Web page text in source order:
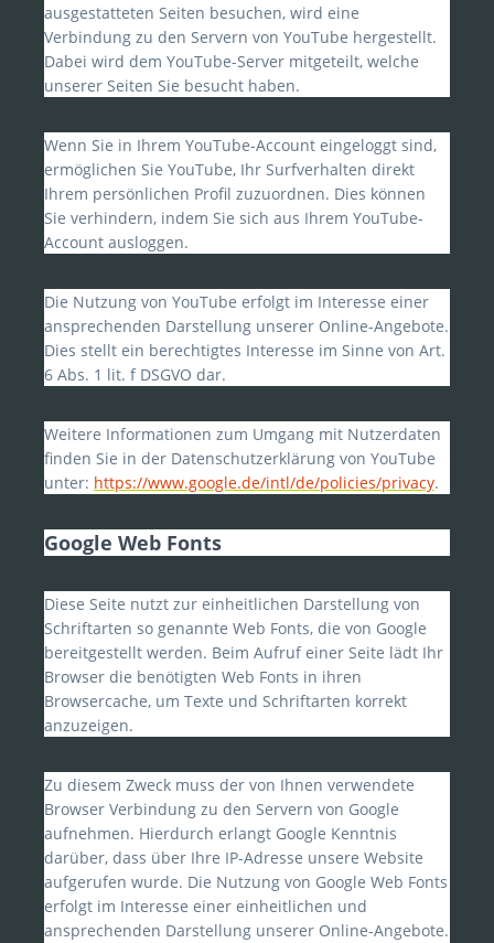
ausgestatteten Seiten besuchen, wird eine
Verbindung zu den Servern von YouTube hergestellt.
Dabei wird dem YouTube-Server mitgeteilt, welche
unserer Seiten Sie besucht haben.
Wenn Sie in Ihrem YouTube-Account eingeloggt sind,
ermöglichen Sie YouTube, Ihr Surfverhalten direkt
Ihrem persönlichen Profil zuzuordnen. Dies können
Sie verhindern, indem Sie sich aus Ihrem YouTube-
Account ausloggen.
Die Nutzung von YouTube erfolgt im Interesse einer
ansprechenden Darstellung unserer Online-Angebote.
Dies stellt ein berechtigtes Interesse im Sinne von Art.
6 Abs. 1 lit. f DSGVO dar.
Weitere Informationen zum Umgang mit Nutzerdaten
finden Sie in der Datenschutzerklärung von YouTube
unter: https://www.google.de/intl/de/policies/privacy.
Google Web Fonts
Diese Seite nutzt zur einheitlichen Darstellung von
Schriftarten so genannte Web Fonts, die von Google
bereitgestellt werden. Beim Aufruf einer Seite lädt Ihr
Browser die benötigten Web Fonts in ihren
Browsercache, um Texte und Schriftarten korrekt
anzuzeigen.
Zu diesem Zweck muss der von Ihnen verwendete
Browser Verbindung zu den Servern von Google
aufnehmen. Hierdurch erlangt Google Kenntnis
darüber, dass über Ihre IP-Adresse unsere Website
aufgerufen wurde. Die Nutzung von Google Web Fonts
erfolgt im Interesse einer einheitlichen und
ansprechenden Darstellung unserer Online-Angebote.